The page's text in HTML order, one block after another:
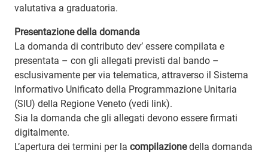
valutativa a graduatoria.
Presentazione della domanda
La domanda di contributo dev’ essere compilata e
presentata – con gli allegati previsti dal bando –
esclusivamente per via telematica, attraverso il Sistema
Informativo Unificato della Programmazione Unitaria
(SIU) della Regione Veneto (vedi link).
Sia la domanda che gli allegati devono essere firmati
digitalmente.
L’apertura dei termini per la compilazionedella domanda